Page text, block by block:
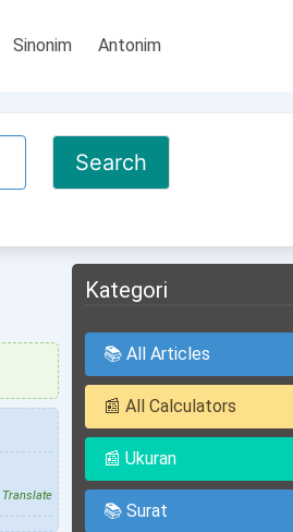
Sinonim Antonim
Translate
Kategori
📚 All Articles
📰 All Calculators
📰 Ukuran
📚 Surat